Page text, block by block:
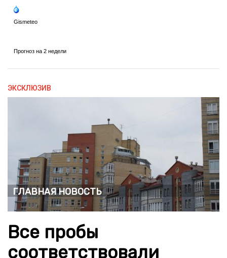
ЭКСКЛЮЗИВ
Главная новость
Все пробы
соответствовали